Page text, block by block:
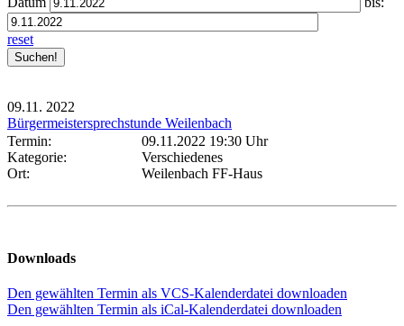
reset
09.11. 2022
Bürgermeistersprechstunde Weilenbach
Termin:
09.11.2022 19:30 Uhr
Kategorie:
Verschiedenes
Ort:
Weilenbach FF-Haus
Downloads
Den gewählten Termin als VCS-Kalenderdatei downloaden
Den gewählten Termin als iCal-Kalenderdatei downloaden